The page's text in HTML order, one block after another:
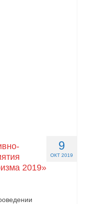
9
ОКТ 2019
2019»